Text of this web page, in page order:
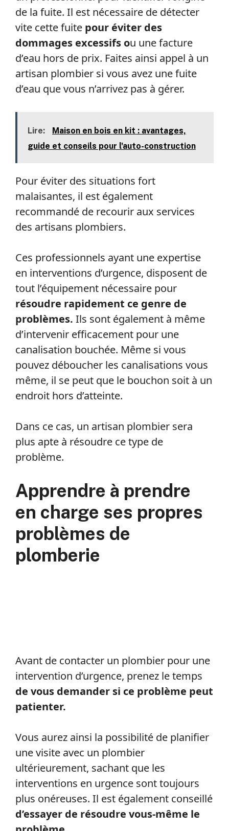
de la fuite. Il est nécessaire de détecter
vite cette fuite pour éviter des
dommages excessifs ou une facture
d’eau hors de prix. Faites ainsi appel à un
artisan plombier si vous avez une fuite
d’eau que vous n’arrivez pas à gérer.
Lire:
Maison en bois en kit : avantages,
guide et conseils pour l'auto-construction
Pour éviter des situations fort
malaisantes, il est également
recommandé de recourir aux services
des artisans plombiers.
Ces professionnels ayant une expertise
en interventions d’urgence, disposent de
tout l’équipement nécessaire pour
résoudre rapidement ce genre de
problèmes. Ils sont également à même
d’intervenir efficacement pour une
canalisation bouchée. Même si vous
pouvez déboucher les canalisations vous
même, il se peut que le bouchon soit à un
endroit hors d’atteinte.
Dans ce cas, un artisan plombier sera
plus apte à résoudre ce type de
problème.
Apprendre à prendre
en charge ses propres
problèmes de
plomberie
Avant de contacter un plombier pour une
intervention d’urgence, prenez le temps
de vous demander si ce problème peut
patienter.
Vous aurez ainsi la possibilité de planifier
une visite avec un plombier
ultérieurement, sachant que les